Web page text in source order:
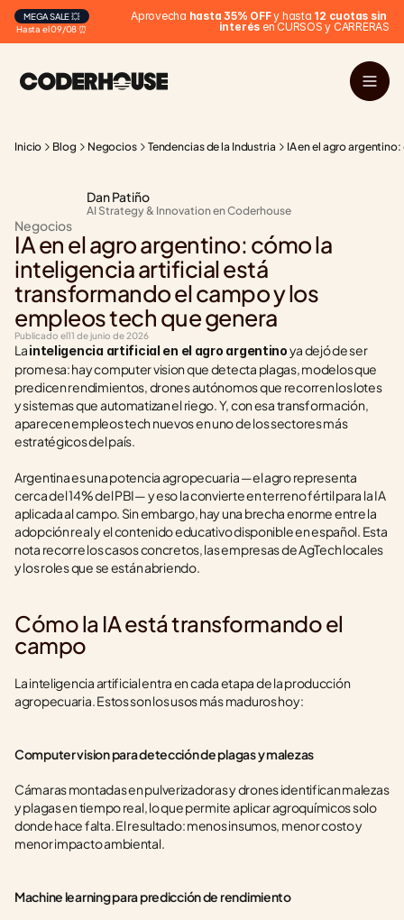
Hasta el 09/08 ⏰
MEGA SALE 💥 Aprovecha hasta 35% OFF y hasta 12 cuotas sin
interés en CURSOS y CARRERAS
Inicio Blog Negocios Tendencias de la Industria IA en el agro
Dan Patiño
AI Strategy & Innovation en Coderhouse
Negocios
IA en el agro argentino: cómo la
inteligencia artificial está
transformando el campo y los
empleos tech que genera
Publicado el11 de junio de 2026
La inteligencia artificial en el agro argentino ya dejó de ser
promesa: hay computer vision que detecta plagas, modelos que
predicen rendimientos, drones autónomos que recorren los lotes
y sistemas que automatizan el riego. Y, con esa transformación,
aparecen empleos tech nuevos en uno de los sectores más
estratégicos del país.
Argentina es una potencia agropecuaria —el agro representa
cerca del 14% del PBI— y eso la convierte en terreno fértil para la IA
aplicada al campo. Sin embargo, hay una brecha enorme entre la
adopción real y el contenido educativo disponible en español. Esta
nota recorre los casos concretos, las empresas de AgTech locales
y los roles que se están abriendo.
Cómo la IA está transformando el
campo
La inteligencia artificial entra en cada etapa de la producción
agropecuaria. Estos son los usos más maduros hoy:
Computer vision para detección de plagas y malezas
Cámaras montadas en pulverizadoras y drones identifican malezas
y plagas en tiempo real, lo que permite aplicar agroquímicos solo
donde hace falta. El resultado: menos insumos, menor costo y
menor impacto ambiental.
Machine learning para predicción de rendimiento